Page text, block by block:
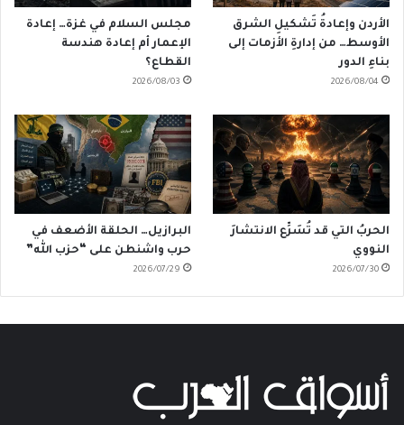
الأردن وإعادةُ تَشكيلِ الشرق
الأوسط… من إدارةِ الأزمات إلى
بناءِ الدور
2026/08/04
مجلس السلام في غزة… إعادة
الإعمار أم إعادة هندسة
القطاع؟
2026/08/03
الحربُ التي قد تُسَرِّع الانتشارَ
النووي
2026/07/30
البرازيل… الحلقة الأضعف في
حرب واشنطن على “حزب الله”
2026/07/29